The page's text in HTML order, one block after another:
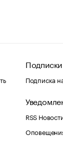
Подписки
Подписка
RSS